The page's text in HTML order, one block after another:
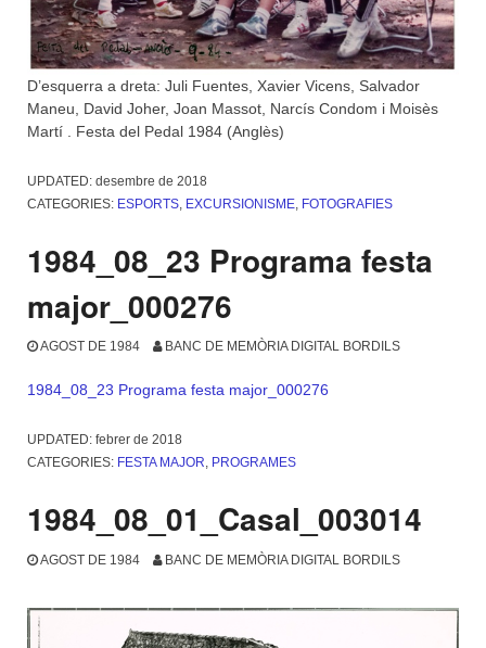
D’esquerra a dreta: Juli Fuentes, Xavier Vicens, Salvador
Maneu, David Joher, Joan Massot, Narcís Condom i Moisès
Martí . Festa del Pedal 1984 (Anglès)
UPDATED: desembre de 2018
CATEGORIES: ESPORTS, EXCURSIONISME, FOTOGRAFIES
1984_08_23 Programa festa
major_000276
AGOST DE 1984 BANC DE MEMÒRIA DIGITAL BORDILS
1984_08_23 Programa festa major_000276
UPDATED: febrer de 2018
CATEGORIES: FESTA MAJOR, PROGRAMES
1984_08_01_Casal_003014
AGOST DE 1984 BANC DE MEMÒRIA DIGITAL BORDILS